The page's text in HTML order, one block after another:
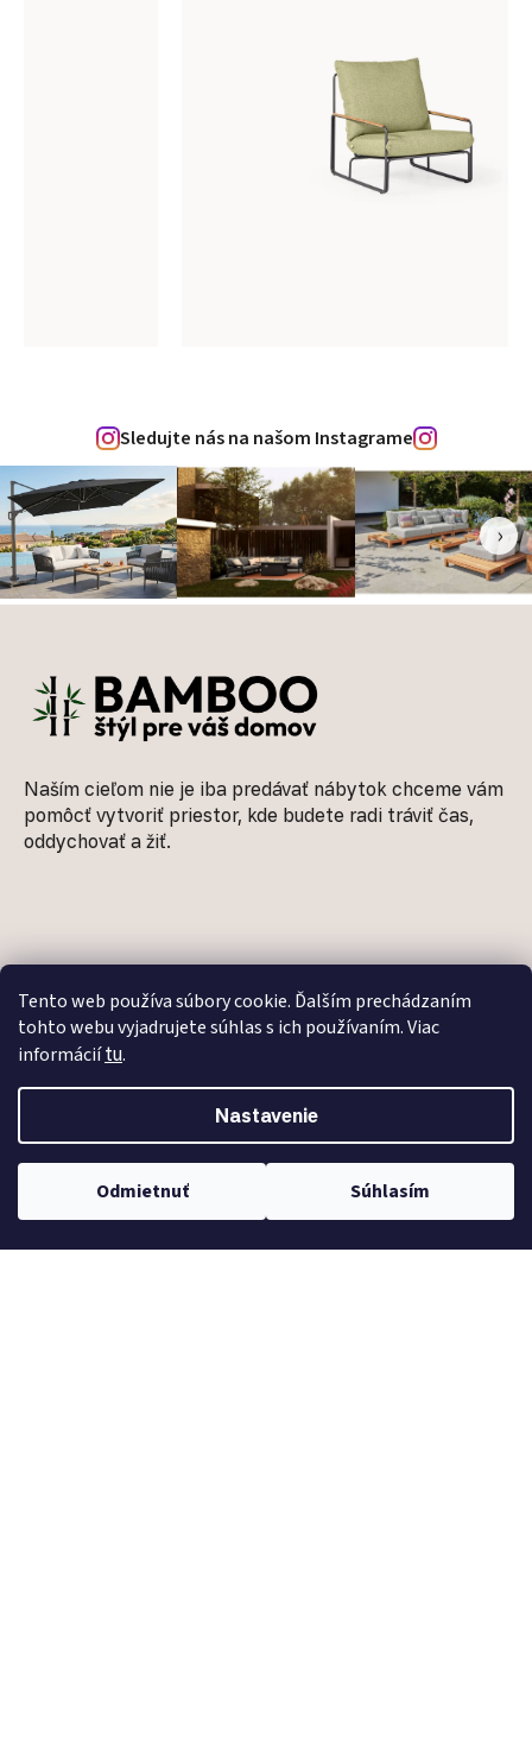
Tento web používa súbory cookie. Ďalším prechádzaním
tohto webu vyjadrujete súhlas s ich používaním. Viac
informáciítu.
Nastavenie
Odmietnuť Súhlasím
Sledujte nás na našom Instagrame
‹ ›
Naším cieľom nie je iba predávať nábytok chceme vám
pomôcť vytvoriť priestor, kde budete radi tráviť čas,
oddychovať a žiť.
Informácie pre vás
Kontakty
O nás
Podmienky ochrany osobných údajov
Doprava a platby